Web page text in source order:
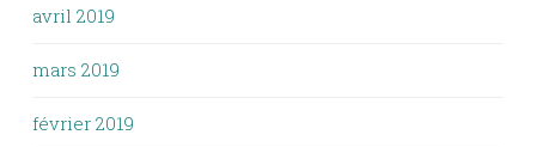
avril 2019
mars 2019
février 2019